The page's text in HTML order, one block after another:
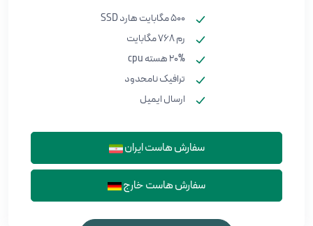
500 مگابایت هارد SSD
رم 768 مگابایت
20% هسته cpu
ترافیک نامحدود
ارسال ایمیل
سفارش هاست ایران
سفارش هاست خارج